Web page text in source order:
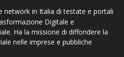
network in Italia di testate e portali
Digitale e
Ha la missione di diffondere la
nelle imprese e pubbliche